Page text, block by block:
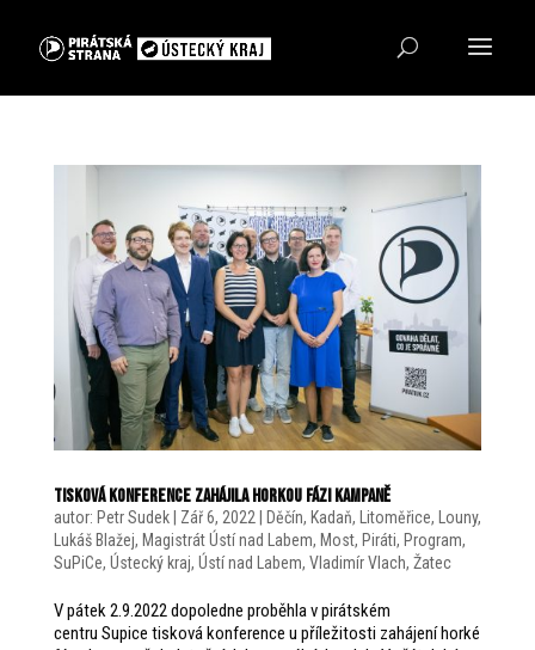
Tisková konference zahájila horkou fázi kampaně
autor: Petr Sudek| Zář 6, 2022 Děčín, Kadaň, Litoměřice, Louny,
Lukáš Blažej, Magistrát Ústí nad Labem, Most, Piráti, Program,
SuPiCe, Ústecký kraj, Ústí nad Labem, Vladimír Vlach, Žatec
V pátek 2.9.2022 dopoledne proběhla v pirátském
centru Supice tisková konference u příležitosti zahájení horké